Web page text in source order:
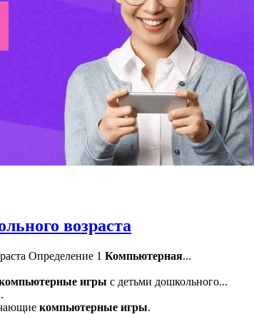
возраста
Определение 1 Компьютерная...
игры с детьми дошкольного...
компьютерные игры.